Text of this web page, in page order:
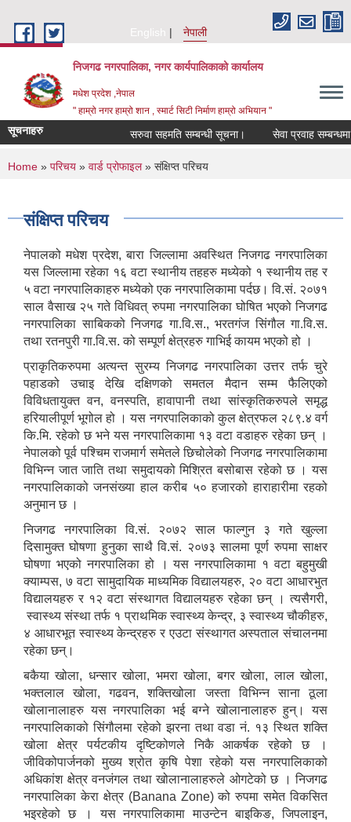
English
नेपाली
निजगढ नगरपालिका, नगर कार्यपालिकाको कार्यालय
मधेश प्रदेश ,नेपाल
" हाम्रो नगर हाम्रो शान , स्मार्ट सिटी निर्माण हाम्रो अभियान "
सूचनाहरु सरुवा सहमति सम्बन्धी सूचना। सेवा प्रवाह सम्बन्धमा।
You are here
Home » परिचय » वार्ड प्रोफाइल» संक्षिप्त परिचय
संक्षिप्त परिचय
नेपालको मधेश प्रदेश, बारा जिल्लामा अवस्थित निजगढ नगरपालिका
यस जिल्लामा रहेका १६ वटा स्थानीय तहहरु मध्येको १ स्थानीय तह र
५ वटा नगरपालिकाहरु मध्येको एक नगरपालिकामा पर्दछ। वि.सं. २०७१
साल वैसाख २५ गते विधिवत् रुपमा नगरपालिका घोषित भएको निजगढ
नगरपालिका साबिकको निजगढ गा.वि.स., भरतगंज सिंगौल गा.वि.स.
तथा रतनपुरी गा.वि.स. को सम्पूर्ण क्षेत्रहरु गाभिई कायम भएको हो ।
प्राकृतिकरुपमा अत्यन्त सुरम्य निजगढ नगरपालिका उत्तर तर्फ चुरे
पहाडको उचाइ देखि दक्षिणको समतल मैदान सम्म फैलिएको
विविधतायुक्त वन, वनस्पति, हावापानी तथा सांस्कृतिकरुपले समृद्ध
हरियालीपूर्ण भूगोल हो । यस नगरपालिकाको कुल क्षेत्रफल २८९.४ वर्ग
कि.मि. रहेको छ भने यस नगरपालिकामा १३ वटा वडाहरु रहेका छन् ।
नेपालको पूर्व पश्चिम राजमार्ग समेतले छिचोलेको निजगढ नगरपालिकामा
विभिन्न जात जाति तथा समुदायको मिश्रित बसोबास रहेको छ । यस
नगरपालिकाको जनसंख्या हाल करीब ५० हजारको हाराहारीमा रहको
अनुमान छ ।
निजगढ नगरपालिका वि.सं. २०७२ साल फाल्गुन ३ गते खुल्ला
दिसामुक्त घोषणा हुनुका साथै वि.सं. २०७३ सालमा पूर्ण रुपमा साक्षर
घोषणा भएको नगरपालिका हो । यस नगरपालिकामा १ वटा बहुमुखी
क्याम्पस, ७ वटा सामुदायिक माध्यमिक विद्यालयहरु, २० वटा आधारभुत
विद्यालयहरु र १२ वटा संस्थागत विद्यालयहरु रहेका छन् । त्यसैगरी,
स्वास्थ्य संस्था तर्फ १ प्राथमिक स्वास्थ्य केन्द्र, ३ स्वास्थ्य चौकीहरु,
४ आधारभूत स्वास्थ्य केन्द्रहरु र एउटा संस्थागत अस्पताल संचालनमा
रहेका छन्।
बकैया खोला, धन्सार खोला, भमरा खोला, बगर खोला, लाल खोला,
भक्तलाल खोला, गढवन, शक्तिखोला जस्ता विभिन्न साना ठूला
खोलानालाहरु यस नगरपालिका भई बग्ने खोलानालाहरु हुन्। यस
नगरपालिकाको सिंगौलमा रहेको झरना तथा वडा नं. १३ स्थित शक्ति
खोला क्षेत्र पर्यटकीय दृष्टिकोणले निकै आकर्षक रहेको छ ।
जीविकोपार्जनको मुख्य श्रोत कृषि पेशा रहेको यस नगरपालिकाको
अधिकांश क्षेत्र वनजंगल तथा खोलानालाहरुले ओगटेको छ । निजगढ
नगरपालिका केरा क्षेत्र (Banana Zone) को रुपमा समेत विकसित
भइरहेको छ । यस नगरपालिकामा माउन्टेन बाइकिङ, जिपलाइन,